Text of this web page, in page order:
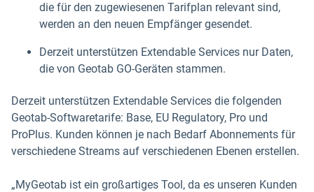
die für den zugewiesenen Tarifplan relevant sind,
werden an den neuen Empfänger gesendet.
Derzeit unterstützen Extendable Services nur Daten,
die von Geotab GO-Geräten stammen.
Derzeit unterstützen Extendable Services die folgenden
Geotab-Softwaretarife: Base, EU Regulatory, Pro und
ProPlus. Kunden können je nach Bedarf Abonnements für
verschiedene Streams auf verschiedenen Ebenen erstellen.
„MyGeotab ist ein großartiges Tool, da es unseren Kunden